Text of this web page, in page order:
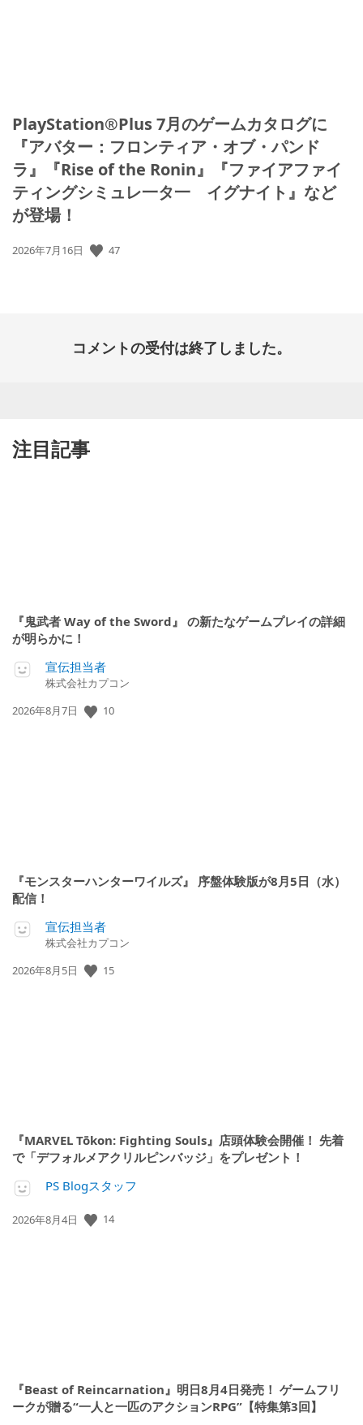
PlayStation®Plus 7月のゲームカタログに
『アバター：フロンティア・オブ・パンド
ラ』『Rise of the Ronin』『ファイアファイ
ティングシミュレ一タ一 イグナイト』など
が登場！
公
2026年7月16日 47
コメントの受付は終了しました。
注目記事
『鬼武者 Way of the Sword』 の新たなゲームプレイの詳細
が明らかに！
宣伝担当者
株式会社カプコン
公
2026年8月7日 10
『モンスターハンターワイルズ』 序盤体験版が8月5日（水）
配信！
宣伝担当者
株式会社カプコン
公
2026年8月5日 15
『MARVEL Tōkon: Fighting Souls』店頭体験会開催！ 先着
で「デフォルメアクリルピンバッジ」をプレゼント！
PS Blogスタッフ
公
2026年8月4日 14
『Beast of Reincarnation』明日8月4日発売！ ゲームフリ
ークが贈る“一人と一匹のアクションRPG”【特集第3回】